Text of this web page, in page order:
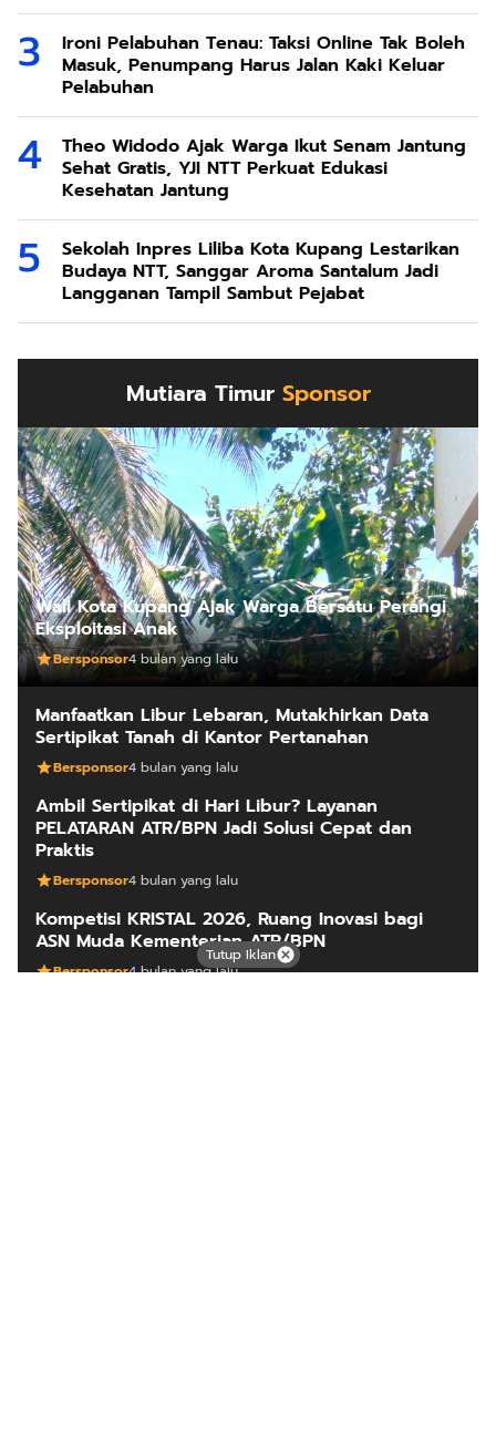
Ironi Pelabuhan Tenau: Taksi Online Tak Boleh
Masuk, Penumpang Harus Jalan Kaki Keluar
Pelabuhan
Theo Widodo Ajak Warga Ikut Senam Jantung
Sehat Gratis, YJI NTT Perkuat Edukasi
Kesehatan Jantung
Sekolah Inpres Liliba Kota Kupang Lestarikan
Budaya NTT, Sanggar Aroma Santalum Jadi
Langganan Tampil Sambut Pejabat
Mutiara Timur Sponsor
Wali Kota Kupang Ajak Warga Bersatu Perangi
Eksploitasi Anak
Bersponsor4 bulan yang lalu
Manfaatkan Libur Lebaran, Mutakhirkan Data
Sertipikat Tanah di Kantor Pertanahan
Bersponsor4 bulan yang lalu
Ambil Sertipikat di Hari Libur? Layanan
PELATARAN ATR/BPN Jadi Solusi Cepat dan
Praktis
Bersponsor4 bulan yang lalu
Kompetisi KRISTAL 2026, Ruang Inovasi bagi
ASN Muda Kementerian ATR/BPN
Bersponsor4 bulan yang lalu
Tutup Iklan